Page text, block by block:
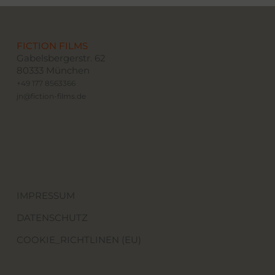
FICTION FILMS
Gabelsbergerstr. 62
80333 München
+49 177 8563366
jn@fiction-films.de
IMPRESSUM
DATENSCHUTZ
COOKIE_RICHTLINEN (EU)